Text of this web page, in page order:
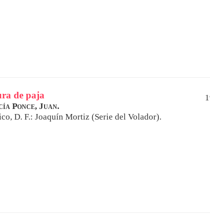
de paja
Ponce, Juan.
D. F.: Joaquín Mortiz (Serie del Volador).